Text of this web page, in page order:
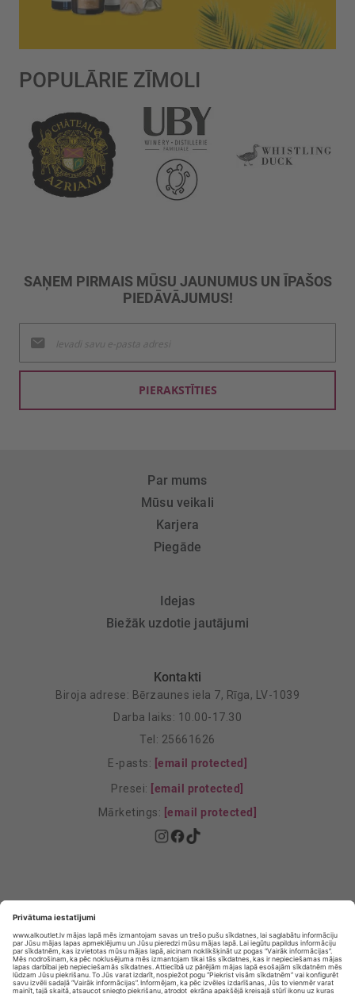
POPULĀRIE ZĪMOLI
SAŅEM PIRMAIS MŪSU JAUNUMUS UN ĪPAŠOS
PIEDĀVĀJUMUS!
jaunumu
saņemšanai:
PIERAKSTĪTIES
Par mums
Mūsu veikali
Karjera
Piegāde
Idejas
Biežāk uzdotie jautājumi
Kontakti
Biroja adrese: Bērzaunes iela 7, Rīga, LV-1039
Darba laiks: 10.00-17.30
Tel: 25661626
E-pasts: [email protected]
Presei: [email protected]
Mārketings: [email protected]
Privātuma Iestatījumi
E-veikala lietošanas noteikumi